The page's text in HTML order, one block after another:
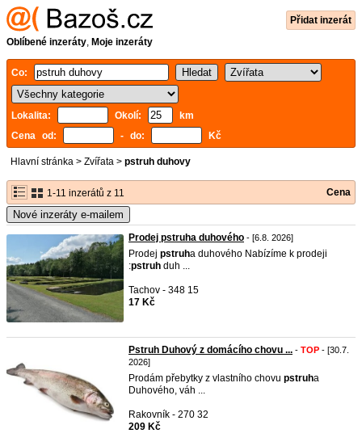
Přidat inzerát
Oblíbené inzeráty, Moje inzeráty
Co:
Lokalita: Okolí:
km
Cena od:
- do: Kč
Hlavní stránka > Zvířata > pstruh duhovy
1-11 inzerátů z 11 Cena
Nové inzeráty e-mailem
Prodej pstruha duhového - [6.8. 2026]
Prodej pstruha duhového Nabízíme k prodeji
:pstruh duh ...
Tachov - 348 15
17 Kč
Pstruh Duhový z domácího chovu ... - TOP - [30.7.
2026]
Prodám přebytky z vlastního chovu pstruha
Duhového, váh ...
Rakovník - 270 32
209 Kč